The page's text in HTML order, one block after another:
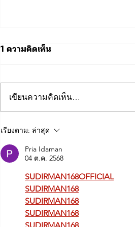
📍🚗 แผนที่จุดจอดรถสำหรับผู้
เข้าร่วมกิจกรรมฟุตบอลการ
กุศล ⚽💙
1 ความคิดเห็น
เขียนความคิดเห็น…
เรียงตาม: ล่าสุด
Pria Idaman
04 ต.ค. 2568
SUDIRMAN168OFFICIAL
SUDIRMAN168
SUDIRMAN168
SUDIRMAN168